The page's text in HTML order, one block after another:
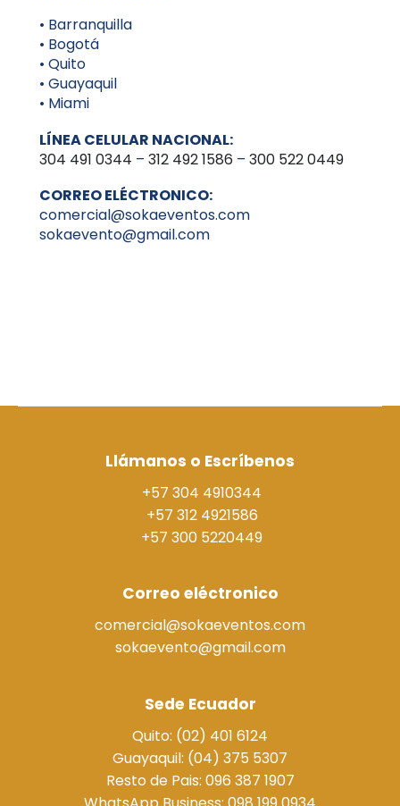
• Barranquilla
• Bogotá
• Quito
• Guayaquil
• Miami
LÍNEA CELULAR NACIONAL:
304 491 0344 – 312 492 1586 – 300 522 0449
CORREO ELÉCTRONICO:
comercial@sokaeventos.com
sokaevento@gmail.com
Llámanos o Escríbenos
+57 304 4910344
+57 312 4921586
+57 300 5220449
Correo eléctronico
comercial@sokaeventos.com
sokaevento@gmail.com
Sede Ecuador
Quito: (02) 401 6124
Guayaquil: (04) 375 5307
Resto de Pais: 096 387 1907